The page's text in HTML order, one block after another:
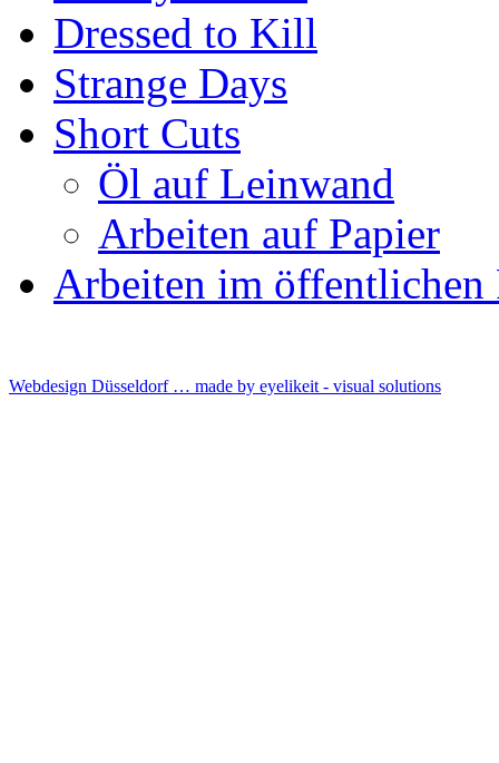
Dressed to Kill
Strange Days
Short Cuts
Öl auf Leinwand
Arbeiten auf Papier
Arbeiten im öffentlichen
Webdesign Düsseldorf … made by eyelikeit - visual solutions